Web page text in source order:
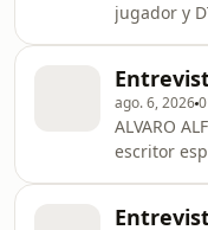
jugador y
2026
Carrasco". Además, hizo futurología
con el
candidato.
Inglaterra
año
ago. 6, 2026
ALVARO ALFONSO
escritor